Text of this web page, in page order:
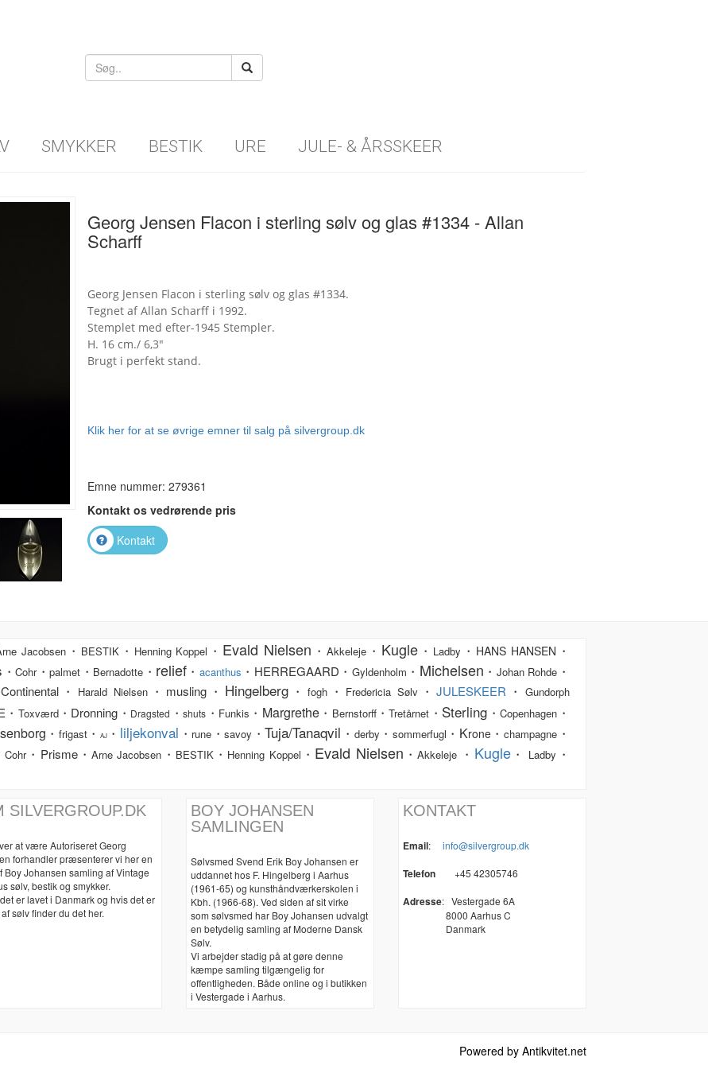
SMYKKER BESTIK URE JULE- & ÅRSSKEER
Georg Jensen Flacon i sterling sølv og glas #1334 - Allan
Scharff
Georg Jensen Flacon i sterling sølv og glas #1334.
Tegnet af Allan Scharff i 1992.
Stemplet med efter-1945 Stempler.
H. 16 cm./ 6,3"
Brugt i perfekt stand.
Klik her for at se øvrige emner til salg på silvergroup.dk
Emne nummer: 279361
Kontakt os vedrørende pris
Kontakt
Jacobsen・ BESTIK・ Henning Koppel ・ Evald Nielsen ・Akkeleje ・ Kugle・ Ladby ・ HANS HANSEN ・
・Cohr・palmet ・ Bernadotte ・ relief ・ acanthus ・HERREGAARD・ Gyldenholm ・ Michelsen ・ Johan Rohde ・
・ Harald Nielsen・musling・ Hingelberg ・ fogh・ Fredericia Sølv ・JULESKEER ・ Gundorph
Toxværd・Dronning・ Dragsted ・shuts ・ Funkis ・ Margrethe・ Bernstorff・Tretårnet ・ Sterling ・Copenhagen ・
・ frigast・ AJ・ liljekonval ・ rune ・savoy ・Tuja/Tanaqvil ・ derby ・ sommerfugl ・ Krone・champagne ・
Cohr・Prisme・Arne Jacobsen ・ BESTIK・ Henning Koppel ・ Evald Nielsen ・Akkeleje ・ Kugle・ Ladby ・
SILVERGROUP.DK
at være Autoriseret Georg
forhandler præsenterer vi her en
Boy Johansen samling af Vintage
sølv, bestik og smykker.
er lavet i Danmark og hvis det er
sølv finder du det her.
BOY JOHANSEN
SAMLINGEN
Sølvsmed Svend Erik Boy Johansen er
uddannet hos F. Hingelberg i Aarhus
(1961-65) og kunsthåndværkerskolen i
Kbh. (1966-68). Ved siden af sit virke
som sølvsmed har Boy Johansen udvalgt
en betydelig samling af Moderne Dansk
Sølv.
Vi arbejder stadig på at gøre denne
kæmpe samling tilgængelig for
offentligheden. Både online og i butikken
i Vestergade i Aarhus.
KONTAKT
Email: info@silvergroup.dk
Telefon +45 42305746
Adresse: Vestergade 6A
8000 Aarhus C
Danmark
Powered by Antikvitet.net